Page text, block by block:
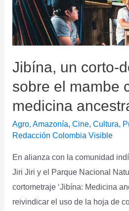
Jibína, un corto-
sobre el mambe
medicina
Agro,Amazonía,Cine,Cultura,
Redacción Colombia Visible
En alianza con la comunidad
Jiri Jiri y el Parque Nacional
cortometraje ‘Jibína: Medicina
reivindicar el uso de la hoja de